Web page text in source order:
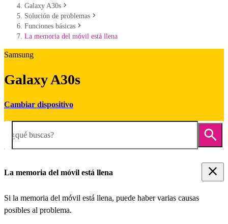
Galaxy A30s
Solución de problemas
Funciones básicas
La memoria del móvil está llena
Samsung
Galaxy A30s
Cambiar dispositivo
¿qué buscas?
La memoria del móvil está llena
Si la memoria del móvil está llena, puede haber varias causas
posibles al problema.